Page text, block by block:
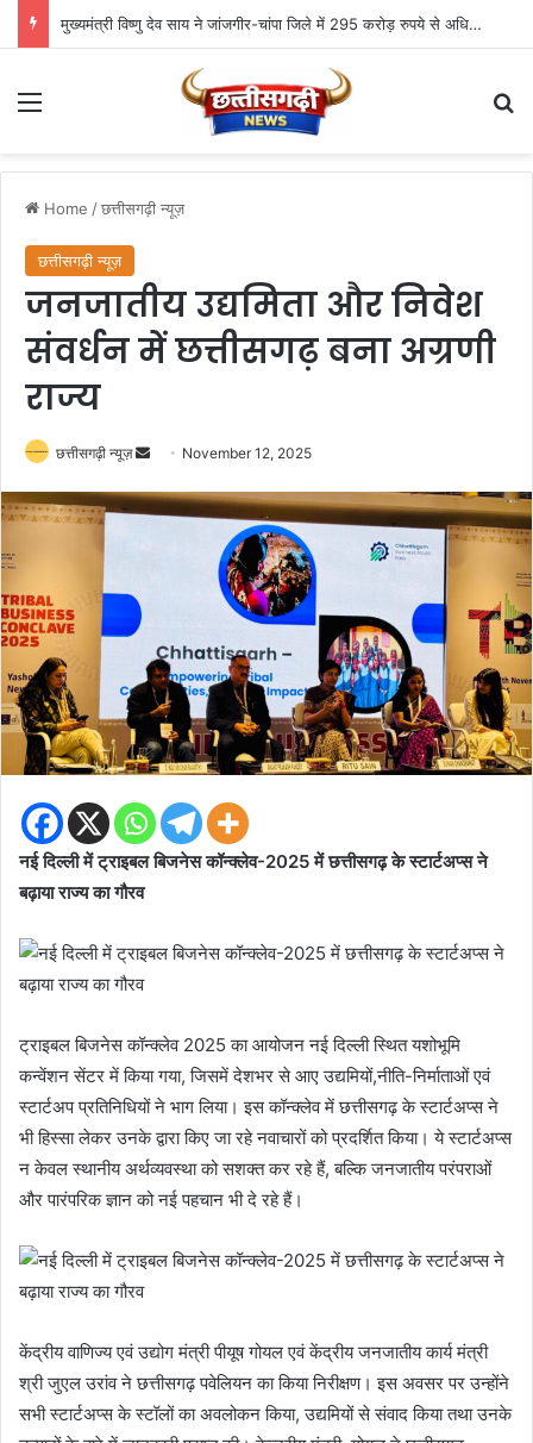
मुख्यमंत्री विष्णु देव साय ने जांजगीर-चांपा जिले में 295 करोड़ रुपये से अधिक के 341 विकास कार्यों का किया लोकार्पण एवं भूमिपूजन
Menu
Home /छत्तीसगढ़ी न्यूज़
छत्तीसगढ़ी न्यूज़
जनजातीय उद्यमिता और निवेश
संवर्धन में छत्तीसगढ़ बना अग्रणी
राज्य
छत्तीसगढ़ी न्यूज़
Send
email
November 12, 2025
नई दिल्ली में ट्राइबल बिजनेस कॉन्क्लेव-2025 में छत्तीसगढ़ के स्टार्टअप्स ने
बढ़ाया राज्य का गौरव
ट्राइबल बिजनेस कॉन्क्लेव 2025 का आयोजन नई दिल्ली स्थित यशोभूमि
कन्वेंशन सेंटर में किया गया, जिसमें देशभर से आए उद्यमियों,नीति-निर्माताओं एवं
स्टार्टअप प्रतिनिधियों ने भाग लिया। इस कॉन्क्लेव में छत्तीसगढ़ के स्टार्टअप्स ने
भी हिस्सा लेकर उनके द्वारा किए जा रहे नवाचारों को प्रदर्शित किया। ये स्टार्टअप्स
न केवल स्थानीय अर्थव्यवस्था को सशक्त कर रहे हैं, बल्कि जनजातीय परंपराओं
और पारंपरिक ज्ञान को नई पहचान भी दे रहे हैं।
केंद्रीय वाणिज्य एवं उद्योग मंत्री पीयूष गोयल एवं केंद्रीय जनजातीय कार्य मंत्री
श्री जुएल उरांव ने छत्तीसगढ़ पवेलियन का किया निरीक्षण। इस अवसर पर उन्होंने
सभी स्टार्टअप्स के स्टॉलों का अवलोकन किया, उद्यमियों से संवाद किया तथा उनके